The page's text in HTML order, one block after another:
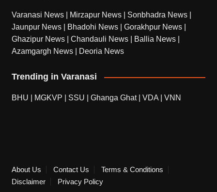
Varanasi News Mirzapur News Sonbhadra News
Jaunpur News
Bhadohi News Gorakhpur News
Ghazipur News
Chandauli News Ballia News
Azamgargh News
Deoria News
Trending in Varanasi
BHU MGKVP SSU Ghanga Ghat| VDA VNN
About Us Contact Us
Terms & Conditions
Disclaimer
Privacy Policy